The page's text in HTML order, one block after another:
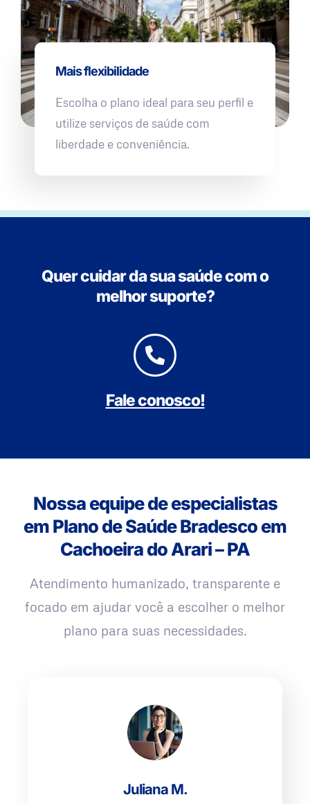
Mais flexibilidade
Escolha o plano ideal para seu perfil e
utilize serviços de saúde com
liberdade e conveniência.
Quer cuidar da sua saúde com o
melhor suporte?
Fale conosco!
Nossa equipe de especialistas
em Plano de Saúde Bradesco em
Cachoeira do Arari – PA
Atendimento humanizado, transparente e
focado em ajudar você a escolher o melhor
plano para suas necessidades.
Juliana M.